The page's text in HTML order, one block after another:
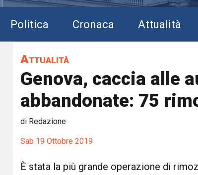
Politica Cronaca Attualità
Attualità
Genova, caccia alle
abbandonate: 75
di Redazione
Sab 19 Ottobre 2019
È stata la più grande operazione di